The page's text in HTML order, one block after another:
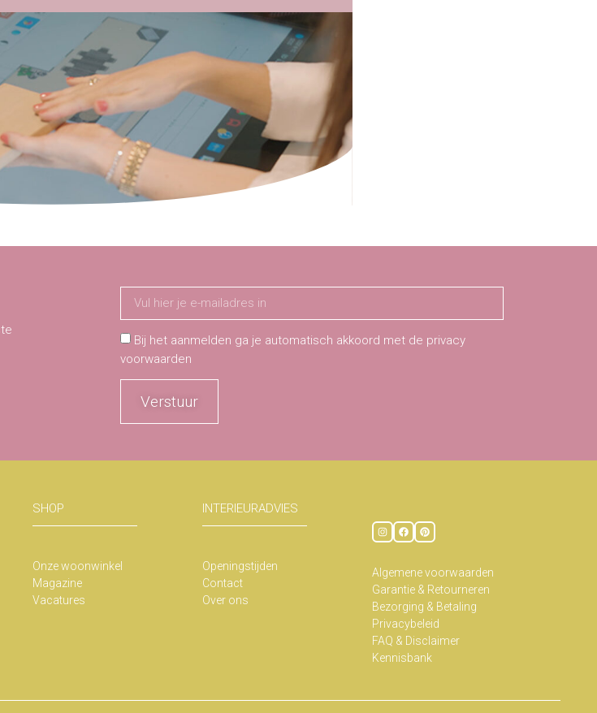
Bij het aanmelden ga je automatisch akkoord met de privacy
voorwaarden
Verstuur
SHOP
Onze woonwinkel
Magazine
Vacatures
INTERIEURADVIES
Openingstijden
Contact
Over ons
Algemene voorwaarden
Garantie & Retourneren
Bezorging & Betaling
Privacybeleid
FAQ & Disclaimer
Kennisbank